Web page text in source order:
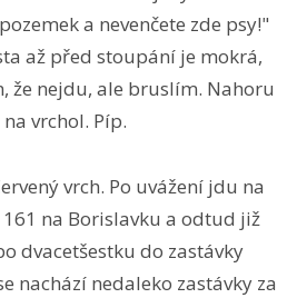
a nevenčete zde psy!"
až před stoupání je mokrá,
že nejdu, ale bruslím. Nahoru
vrchol. Píp.
vrch. Po uvážení jdu na
na Borislavku a odtud již
dvacetšestku do zastávky
nachází nedaleko zastávky za